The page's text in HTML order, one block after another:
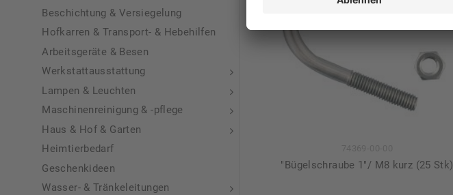
Beschichtung & Versiegelung
Hofkarren & Transport- & Hebehilfen
Arbeitsgeräte & Besen
Werkstattausstattung
Lampen & Leuchten
Maschinenreinigung & -pflege
Haus & Hof & Garten
Heimtierbedarf
Geschenkideen
Wasser- & Tränkeleitungen
"Bügelschraube 1"/ M8 kurz (25 Stk)